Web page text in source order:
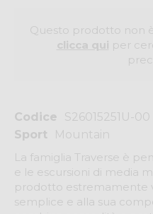
Codice S26015251U-00
Sport
Mountain
La famiglia Traverse è
e le escursioni di media
prodotto estremamente
semplice e alla sua
Questo prodotto non
per